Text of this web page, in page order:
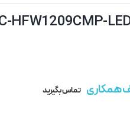
همکاری تماس بگیرید